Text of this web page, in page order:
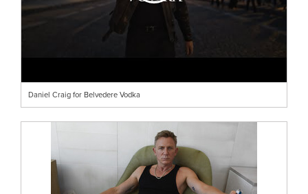
Daniel Craig for Belvedere Vodka